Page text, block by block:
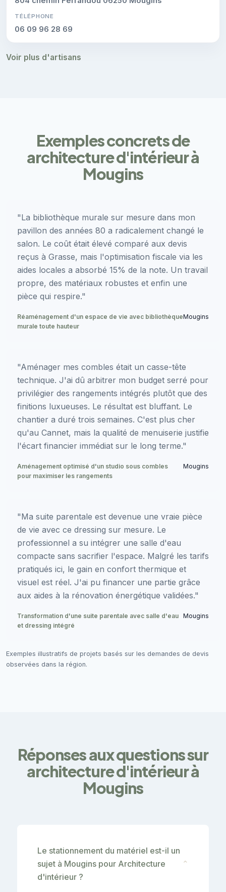
TÉLÉPHONE
06 09 96 28 69
Voir plus d'artisans
Exemples concrets de
architecture d'intérieur à
Mougins
"La bibliothèque murale sur mesure dans mon
pavillon des années 80 a radicalement changé le
salon. Le coût était élevé comparé aux devis
reçus à Grasse, mais l'optimisation fiscale via les
aides locales a absorbé 15% de la note. Un travail
propre, des matériaux robustes et enfin une
pièce qui respire."
Réaménagement d'un espace de vie avec bibliothèque
murale toute hauteur
Mougins
"Aménager mes combles était un casse-tête
technique. J'ai dû arbitrer mon budget serré pour
privilégier des rangements intégrés plutôt que des
finitions luxueuses. Le résultat est bluffant. Le
chantier a duré trois semaines. C'est plus cher
qu'au Cannet, mais la qualité de menuiserie justifie
l'écart financier immédiat sur le long terme."
Aménagement optimisé d'un studio sous combles
pour maximiser les rangements
Mougins
"Ma suite parentale est devenue une vraie pièce
de vie avec ce dressing sur mesure. Le
professionnel a su intégrer une salle d'eau
compacte sans sacrifier l'espace. Malgré les tarifs
pratiqués ici, le gain en confort thermique et
visuel est réel. J'ai pu financer une partie grâce
aux aides à la rénovation énergétique validées."
Transformation d'une suite parentale avec salle d'eau
et dressing intégré
Mougins
Exemples illustratifs de projets basés sur les demandes de devis
observées dans la région.
Réponses aux questions sur
architecture d'intérieur à
Mougins
Le stationnement du matériel est-il un
sujet à Mougins pour Architecture
d'intérieur ?
⌄